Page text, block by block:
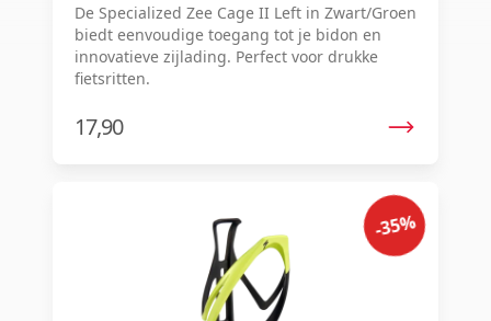
De Specialized Zee Cage II Left in Zwart/Groen
biedt eenvoudige toegang tot je bidon en
innovatieve zijlading. Perfect voor drukke
fietsritten.
17,90
-35%